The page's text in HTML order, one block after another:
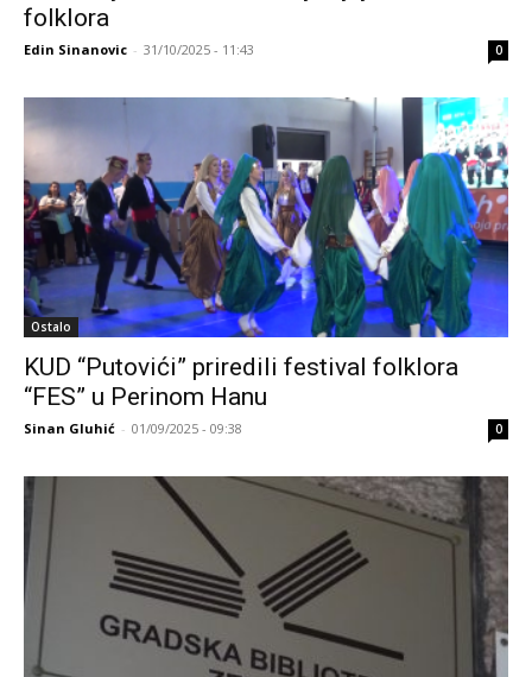
folklora
Edin Sinanovic - 31/10/2025 - 11:43 0
Ostalo
KUD “Putovići” priredili festival folklora
“FES” u Perinom Hanu
Sinan Gluhić - 01/09/2025 - 09:38 0